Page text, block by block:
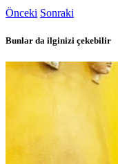
Önceki Sonraki
Bunlar da ilginizi çekebilir